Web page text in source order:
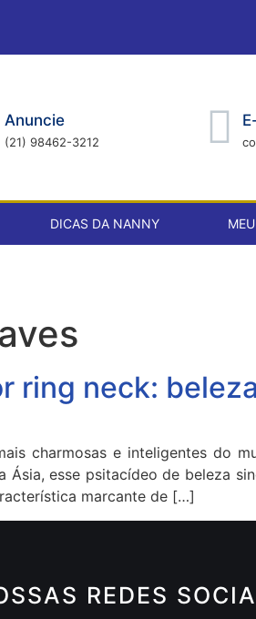
Anuncie
(21) 98462-3212
DICAS DA NANNY
ring neck:
charmosas e inteligentes do
esse psitacídeo de beleza
marcante de […]
REDES